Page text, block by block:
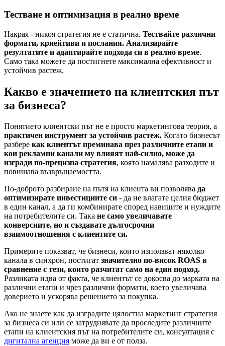
Тестване и оптимизация в реално време
Накрая - никоя стратегия не е статична. Тествайте различни
формати, криейтиви и послания. Анализирайте
резултатите и адаптирайте подхода си в реално време.
Само така можете да постигнете максимална ефективност и
устойчив растеж.
Какво е значението на клиентския път
за бизнеса?
Понятието клиентски път не е просто маркетингова теория, а
практичен инструмент за устойчив растеж. Когато бизнесът
разбере как клиентът преминава през различните етапи и
кои рекламни канали му влияят най-силно, може да
изгради по-прецизна стратегия, която намалява разходите и
повишава възвръщаемостта.
По-доброто разбиране на пътя на клиента ви позволява да
оптимизирате инвестициите си - да не влагате целия бюджет
в един канал, а да ги комбинирате според навиците и нуждите
на потребителите си. Така не само увеличавате
конверсиите, но и създавате дългосрочни
взаимоотношения с клиентите си.
Примерите показват, че бизнеси, които използват няколко
канала в синхрон, постигат значително по-висок ROAS в
сравнение с тези, които разчитат само на един подход.
Разликата идва от факта, че клиентът се докосва до марката на
различни етапи и чрез различни формати, което увеличава
доверието и ускорява решението за покупка.
Ако не знаете как да изградите цялостна маркетинг стратегия
за бизнеса си или се затруднявате да проследите различните
етапи на клиентския път на потребителите си, консултация с
дигитална агенция може да ви е от полза.